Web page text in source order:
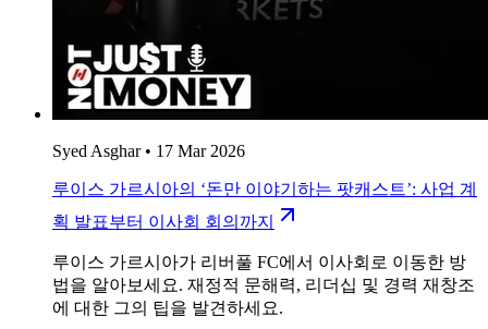
Syed Asghar• 17 Mar 2026
루이스 가르시아의 ‘돈만 이야기하는 팟캐스트’: 사업 계
획 발표부터 이사회 회의까지
루이스 가르시아가 리버풀 FC에서 이사회로 이동한 방
법을 알아보세요. 재정적 문해력, 리더십 및 경력 재창조
에 대한 그의 팁을 발견하세요.